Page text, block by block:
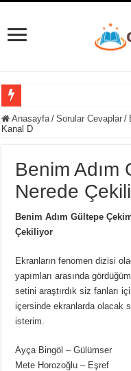
Süpernova Patlaması Nedir?
Etobur Hayvan Nedir? Doğanın
Eğitim Ve Öğretimin Yaşı
Gezegenler Nasıl Oluşmuştur?
Yer Yön Zarfları Nedir? 20 Tane
Basit Kesir Nedir? 20 Tane Örnek
Ardışık Sayılar Nedir ve Örnekler
Ünlü Türemesi Nedir? 20 Tane
Anasayfa / Sorular Cevaplar /
Kanal D
Benim Adım
Nerede
Benim Adım Gültepe
Çekiliyor
Ekranların fenomen dizisi
yapımları arasında
setini araştırdık siz fanları
içersinde ekranlarda olacak
isterim.
Ayça Bingöl – Gülümser
Mete Horozoğlu – Eşref